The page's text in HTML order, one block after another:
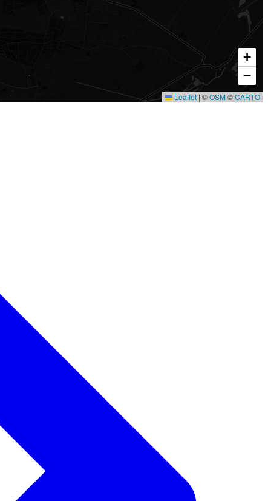
+
−
Leaflet | ©OSM©CARTO